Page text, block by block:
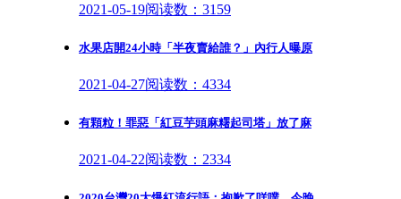
2021-05-19阅读数：3159
水果店開24小時「半夜賣給誰？」內行人曝原
2021-04-27阅读数：4334
有顆粒！罪惡「紅豆芋頭麻糬起司塔」放了麻
2021-04-22阅读数：2334